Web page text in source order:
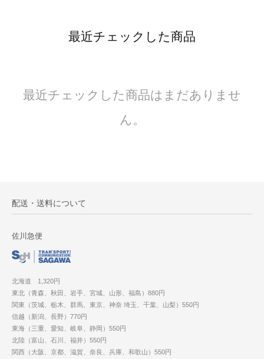
最近チェックした商品
最近チェックした商品はまだありませ
ん。
配送・送料について
佐川急便
北海道 1,320円
東北（青森、秋田、岩手、宮城、山形、福島）880円
関東（茨城、栃木、群馬、東京、神奈 埼玉、千葉、山梨）550円
信越（新潟、長野）770円
東海（三重、愛知、岐阜、静岡）550円
北陸（富山、石川、福井）550円
関西（大阪、京都、滋賀、奈良、兵庫、和歌山）550円